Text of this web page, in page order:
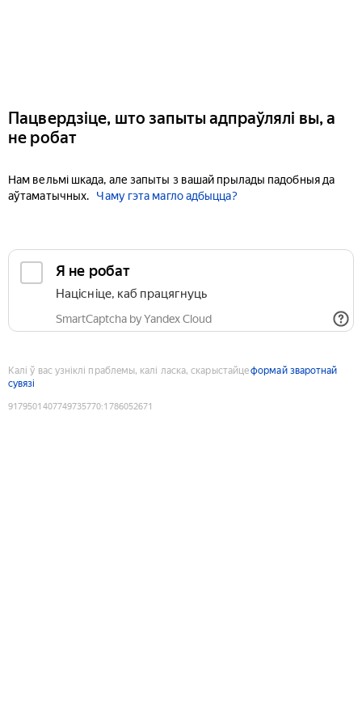
Пацвердзіце, што запыты адпраўлялі вы, а
не робат
Нам вельмі шкада, але запыты з вашай прылады падобныя да
аўтаматычных.
Чаму гэта магло адбыцца?
Я не робат
Націсніце, каб працягнуць
SmartCaptcha by Yandex Cloud
Калі ў вас узніклі праблемы, калі ласка, скарыстайцеформай зваротнай
сувязі
9179501407749735770:1786052671